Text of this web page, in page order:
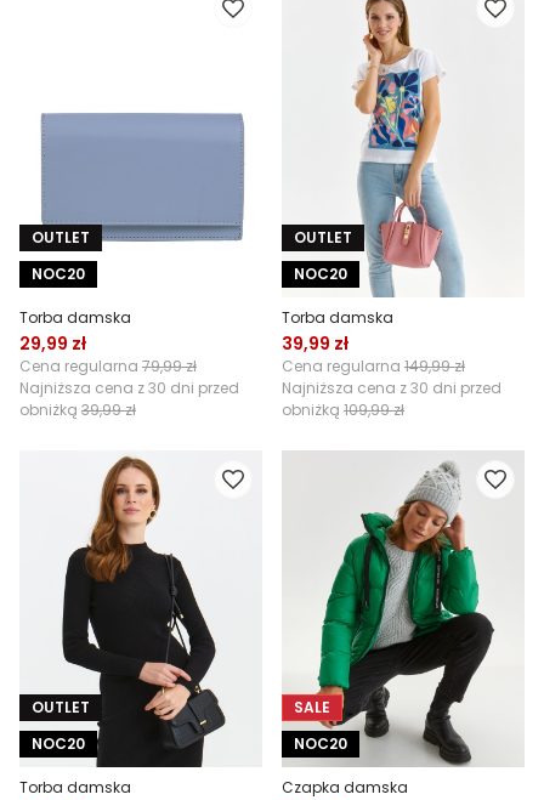
OUTLET
NOC20
Torba damska
29,99 zł
Cena regularna 79,99 zł
Najniższa cena z 30 dni przed
obniżką 39,99 zł
OUTLET
NOC20
Torba damska
39,99 zł
Cena regularna 149,99 zł
Najniższa cena z 30 dni przed
obniżką 109,99 zł
OUTLET
NOC20
Torba damska
SALE
NOC20
Czapka damska